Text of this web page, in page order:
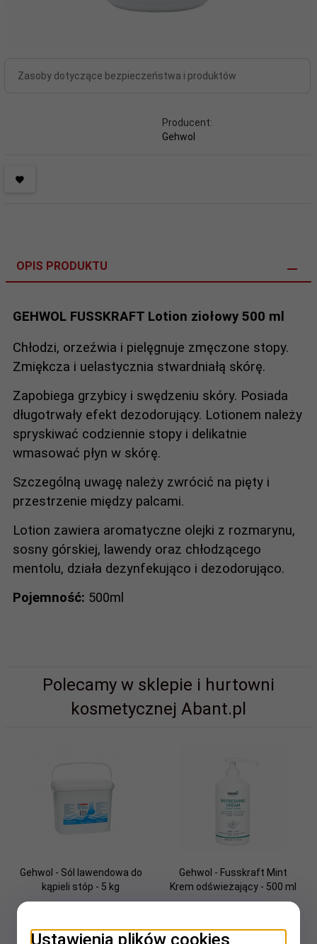
Zasoby dotyczące bezpieczeństwa i produktów
Producent:
Gehwol
OPIS PRODUKTU
GEHWOL FUSSKRAFT Lotion ziołowy 500 ml
Chłodzi, orzeźwia i pielęgnuje zmęczone stopy.
Zmiękcza i uelastycznia stwardniałą skórę.
Zapobiega grzybicy i swędzeniu skóry. Posiada
długotrwały efekt dezodorujący. Lotionem należy
spryskiwać codziennie stopy i delikatnie
wmasować płyn w skórę.
Szczególną uwagę należy zwrócić na pięty i
przestrzenie między palcami.
Lotion zawiera aromatyczne olejki z rozmarynu,
sosny górskiej, lawendy oraz chłodzącego
mentolu, działa dezynfekująco i dezodorująco.
Pojemność: 500ml
Polecamy w sklepie i hurtowni
kosmetycznej Abant.pl
Gehwol - Sól lawendowa do
kąpieli stóp - 5 kg
Gehwol - Fusskraft Mint
Krem odświeżający - 500 ml
Ustawienia plików cookies